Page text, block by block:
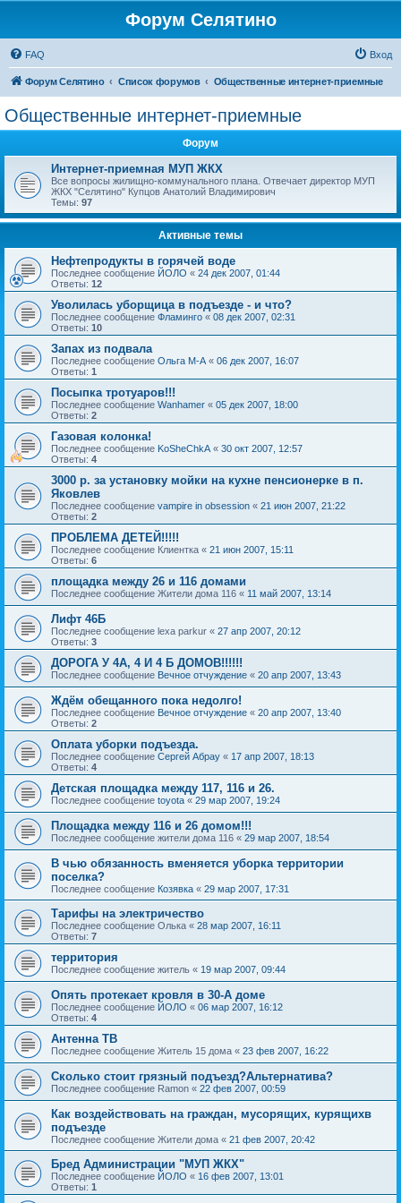
Форум Селятино
FAQ Вход
Форум Селятино Список форумов Общественные интернет-приемные
Общественные интернет-приемные
Форум
Интернет-приемная МУП ЖКХ
Все вопросы жилищно-коммунального плана. Отвечает директор МУП
ЖКХ "Селятино" Купцов Анатолий Владимирович
Темы: 97
Активные темы
Нефтепродукты в горячей воде
Последнее сообщение ЙОЛО « 24 дек 2007, 01:44
Ответы: 12
Уволилась уборщица в подъезде - и что?
Последнее сообщение Фламинго « 08 дек 2007, 02:31
Ответы: 10
Запах из подвала
Последнее сообщение Ольга М-А « 06 дек 2007, 16:07
Ответы: 1
Посыпка тротуаров!!!
Последнее сообщение Wanhamer « 05 дек 2007, 18:00
Ответы: 2
Газовая колонка!
Последнее сообщение KoSheChkA « 30 окт 2007, 12:57
Ответы: 4
3000 р. за установку мойки на кухне пенсионерке в п.
Яковлев
Последнее сообщение vampire in obsession « 21 июн 2007, 21:22
Ответы: 2
ПРОБЛЕМА ДЕТЕЙ!!!!!
Последнее сообщение Клиентка « 21 июн 2007, 15:11
Ответы: 6
площадка между 26 и 116 домами
Последнее сообщение Жители дома 116 « 11 май 2007, 13:14
Лифт 46Б
Последнее сообщение lexa parkur « 27 апр 2007, 20:12
Ответы: 3
ДОРОГА У 4А, 4 И 4 Б ДОМОВ!!!!!!
Последнее сообщение Вечное отчуждение « 20 апр 2007, 13:43
Ждём обещанного пока недолго!
Последнее сообщение Вечное отчуждение « 20 апр 2007, 13:40
Ответы: 2
Оплата уборки подъезда.
Последнее сообщение Сергей Абрау « 17 апр 2007, 18:13
Ответы: 4
Детская площадка между 117, 116 и 26.
Последнее сообщение toyota « 29 мар 2007, 19:24
Площадка между 116 и 26 домом!!!
Последнее сообщение жители дома 116 « 29 мар 2007, 18:54
В чью обязанность вменяется уборка территории
поселка?
Последнее сообщение Козявка « 29 мар 2007, 17:31
Тарифы на электричество
Последнее сообщение Oлькa « 28 мар 2007, 16:11
Ответы: 7
территория
Последнее сообщение житель « 19 мар 2007, 09:44
Опять протекает кровля в 30-А доме
Последнее сообщение ЙОЛО « 06 мар 2007, 16:12
Ответы: 4
Антенна ТВ
Последнее сообщение Житель 15 дома « 23 фев 2007, 16:22
Сколько стоит грязный подъезд?Альтернатива?
Последнее сообщение Ramon « 22 фев 2007, 00:59
Как воздействовать на граждан, мусорящих, курящихв
подъезде
Последнее сообщение Жители дома « 21 фев 2007, 20:42
Бред Администрации "МУП ЖКХ"
Последнее сообщение ЙОЛО « 16 фев 2007, 13:01
Ответы: 1